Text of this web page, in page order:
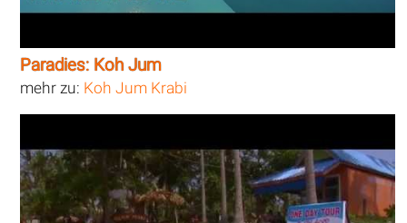
Paradies: Koh Jum
mehr zu: Koh Jum Krabi